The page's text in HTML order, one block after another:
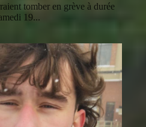
tomber en grève à durée
19...